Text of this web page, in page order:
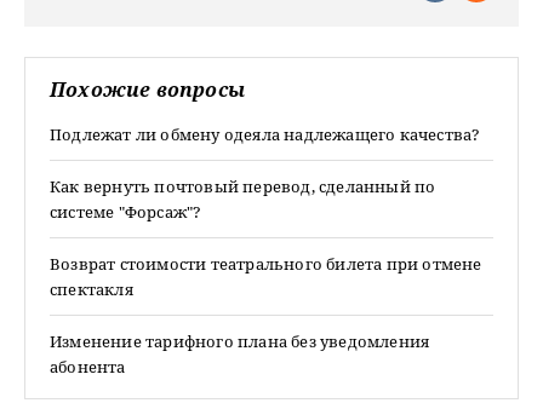
Похожие вопросы
Подлежат ли обмену одеяла надлежащего качества?
Как вернуть почтовый перевод, сделанный по
системе "Форсаж"?
Возврат стоимости театрального билета при отмене
спектакля
Изменение тарифного плана без уведомления
абонента